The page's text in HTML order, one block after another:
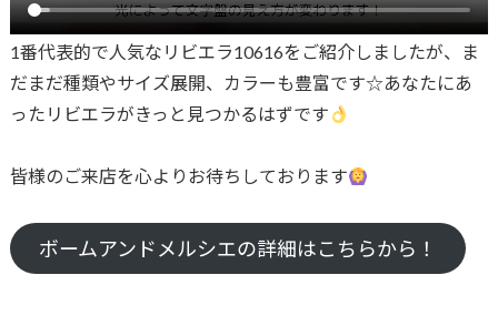
1番代表的で人気なリビエラ10616をご紹介しましたが、ま
だまだ種類やサイズ展開、カラーも豊富です☆あなたにあ
ったリビエラがきっと見つかるはずです
皆様のご来店を心よりお待ちしております
ボームアンドメルシエの詳細はこちらから！